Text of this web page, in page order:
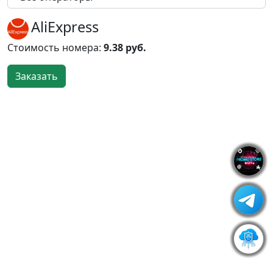
AliExpress
Стоимость номера: 9.38 руб.
Заказать